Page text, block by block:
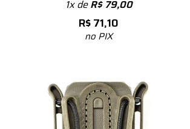
1x deR$79,00
R$71,10
no PIX